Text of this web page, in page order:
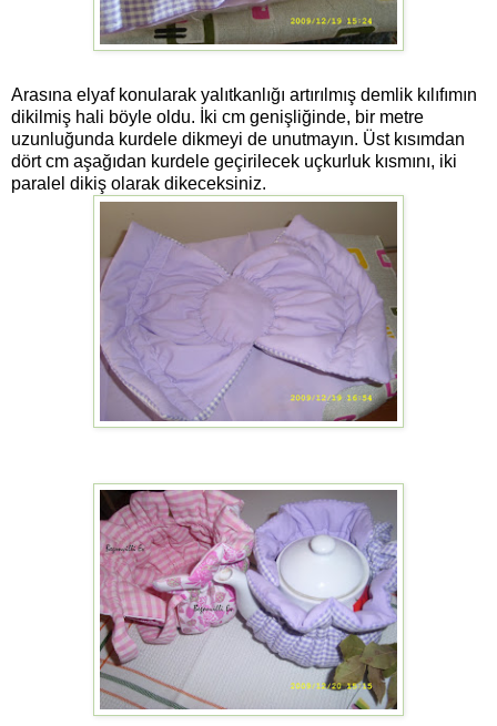
Arasına elyaf konularak yalıtkanlığı artırılmış demlik kılıfımın
dikilmiş hali böyle oldu. İki cm genişliğinde, bir metre
uzunluğunda kurdele dikmeyi de unutmayın. Üst kısımdan
dört cm aşağıdan kurdele geçirilecek uçkurluk kısmını, iki
paralel dikiş olarak dikeceksiniz.